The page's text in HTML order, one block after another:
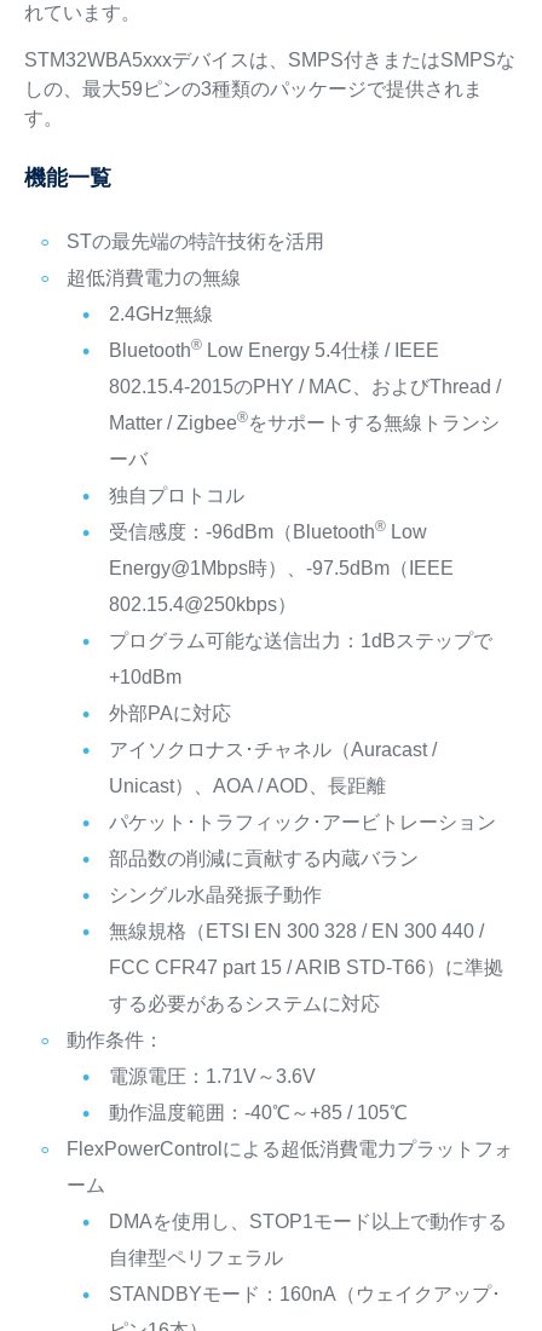
れています。
STM32WBA5xxxデバイスは、SMPS付きまたはSMPSな
しの、最大59ピンの3種類のパッケージで提供されま
す。
機能一覧
STの最先端の特許技術を活用
超低消費電力の無線
2.4GHz無線
Bluetooth®Low Energy 5.4仕様 / IEEE
802.15.4-2015のPHY / MAC、およびThread /
Matter / Zigbee®をサポートする無線トランシ
ーバ
独自プロトコル
受信感度：-96dBm（Bluetooth®Low
Energy@1Mbps時）、-97.5dBm（IEEE
802.15.4@250kbps）
プログラム可能な送信出力：1dBステップで
+10dBm
外部PAに対応
アイソクロナス･チャネル（Auracast /
Unicast）、AOA / AOD、長距離
パケット･トラフィック･アービトレーション
部品数の削減に貢献する内蔵バラン
シングル水晶発振子動作
無線規格（ETSI EN 300 328 / EN 300 440 /
FCC CFR47 part 15 / ARIB STD-T66）に準拠
する必要があるシステムに対応
動作条件：
電源電圧：1.71V～3.6V
動作温度範囲：-40℃～+85 / 105℃
FlexPowerControlによる超低消費電力プラットフォ
ーム
DMAを使用し、STOP1モード以上で動作する
自律型ペリフェラル
STANDBYモード：160nA（ウェイクアップ･